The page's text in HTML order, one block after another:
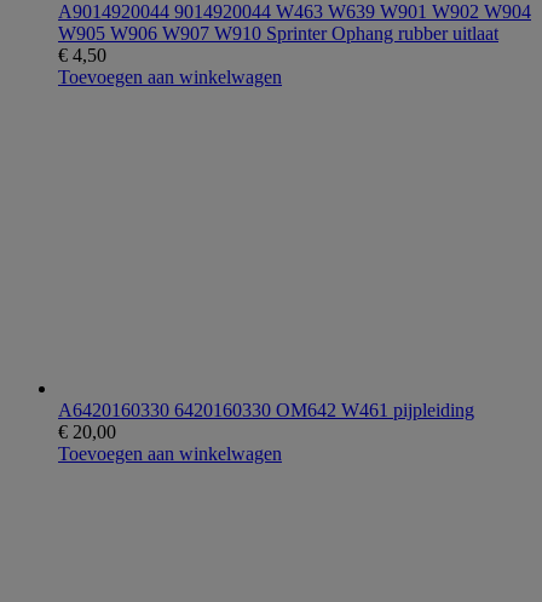
A9014920044 9014920044 W463 W639 W901 W902 W904
W905 W906 W907 W910 Sprinter Ophang rubber uitlaat
€ 4,50
Toevoegen aan winkelwagen
A6420160330 6420160330 OM642 W461 pijpleiding
€ 20,00
Toevoegen aan winkelwagen